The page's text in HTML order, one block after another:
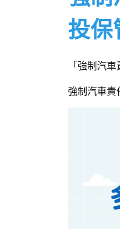
投保
「強制汽
強制汽車責